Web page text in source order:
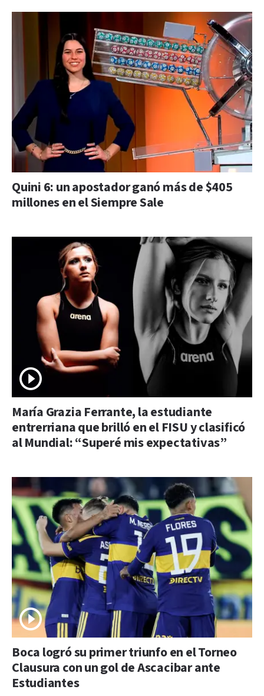
Quini 6: un apostador ganó más de $405
millones en el Siempre Sale
María Grazia Ferrante, la estudiante
entrerriana que brilló en el FISU y clasificó
al Mundial: “Superé mis expectativas”
Boca logró su primer triunfo en el Torneo
Clausura con un gol de Ascacibar ante
Estudiantes